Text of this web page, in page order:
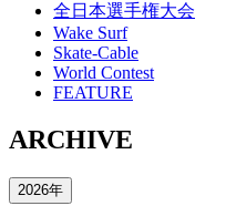
全日本選手権大会
Wake Surf
Skate-Cable
World Contest
FEATURE
ARCHIVE
2026年